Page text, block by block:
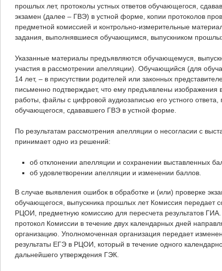
прошлых лет, протоколы устных ответов обучающегося,
экзамен (далее – ГВЭ) в устной форме, копии протоколов
предметной комиссией и контрольно-измерительные
задания, выполнявшиеся обучающимся, выпускником
Указанные материалы предъявляются обучающемуся,
участия в рассмотрении апелляции). Обучающийся (для
14 лет, – в присутствии родителей или законных
письменно подтверждает, что ему предъявлены
работы, файлы с цифровой аудиозаписью его устного ответа,
обучающегося, сдававшего ГВЭ в устной форме.
По результатам рассмотрения апелляции о несогласии с
принимает одно из решений:
об отклонении апелляции и сохранении выставленных
об удовлетворении апелляции и изменении баллов.
В случае выявления ошибок в обработке и (или) проверке
обучающегося, выпускника прошлых лет Комиссия передает
РЦОИ, предметную комиссию для пересчета результатов ГИА.
протокол Комиссии в течение двух календарных дней
организацию. Уполномоченная организация передает
результаты ЕГЭ в РЦОИ, который в течение одного
дальнейшего утверждения ГЭК.